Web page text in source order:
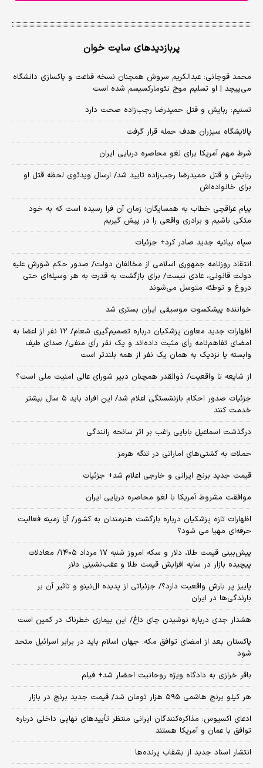
پربازدیدهای سایت خوان
محمد قوچانی: عبدالکریم سروش همچنان نسخه قناعت و پاکسازی دانشگاه
می‌پیچد | او تسلیم موج نئومارکسیسم شده است
تسنیم: ربایش و قتل حمیدرضا رجب‌زاده صحت دارد
پالایشگاه سیزران هدف حمله قرار گرفت
شرط مهم آمریکا برای لغو محاصره دریایی ایران
ربایش و قتل حمیدرضا رجب‌زاده تایید شد/ ارسال ویدئوی لحظه قتل او
برای خانواده‌اش
پیام عراقچی خطاب به همسایگان؛ زمان آن فرا رسیده است که به خود
متکی باشیم و برادری واقعی را در پیش گیریم
سپاه بیانیه جدید صادر کرد+ جزئیات
انتقاد روزنامه جمهوری اسلامی از مخالفان دولت/ صدور حکم شورش علیه
دولت قانونی، عادی نیست/ برای بازگشت به قدرت به هر وسیله‌ای حتی
دروغ و توطئه متوسل می‌شوند
خواننده پیشکسوت موسیقی ایران بستری شد
اظهارات جدید معاون پزشکیان درباره تصمیم‌گیری شعام/ ۱۲ نفر از اعضا به
امضای تفاهم‌نامه رأی مثبت داده‌اند و یک نفر رأی منفی/ صدای طیف
وابسته یا نزدیک به همان یک نفر از همه بلندتر است
از شایعه تا واقعیت/ ذوالقدر همچنان دبیر شورای ‌عالی امنیت ملی است؟
جزئیات صدور احکام بازنشستگی اعلام شد/ این افراد باید ۵ سال بیشتر
خدمت کنند
درگذشت اسماعیل بابایی راغب بر اثر سانحه رانندگی
حملات به کشتی‌های اماراتی در تنگه هرمز
قیمت جدید برنج ایرانی و خارجی اعلام شد+ جزئیات
موافقت مشروط آمریکا با لغو محاصره دریایی ایران
اظهارات تازه پزشکیان درباره بازگشت هنرمندان به کشور/ آیا زمینه فعالیت
حرفه‌ای مهیا می شود؟
پیش‌بینی قیمت طلا، دلار و سکه امروز شنبه ۱۷ مرداد ۱۴۰۵/ معادلات
پیچیده بازار در سایه افزایش قیمت طلا و عقب‌نشینی دلار
پاییز پر بارش واقعیت دارد؟/ جزئیاتی از پدیده ال‌نینو و تاثیر آن بر
بارندگی‌ها در ایران
هشدار جدی درباره نوشیدن چای داغ/ این بیماری خطرناک در کمین است
پاکستان بعد از امضای توافق مکه: جهان اسلام باید در برابر اسرائیل متحد
شود
باقر خرازی به دادگاه ویژه روحانیت احضار شد+ فیلم
هر کیلو برنج هاشمی ۵۹۵ هزار تومان شد/ قیمت جدید برنج در بازار
ادعای اکسیوس: مذاکره‌کنندگان ایرانی منتظر تأییدهای نهایی داخلی درباره
توافق با عمان و آمریکا هستند
انتشار اسناد جدید از بشقاب پرنده‌ها